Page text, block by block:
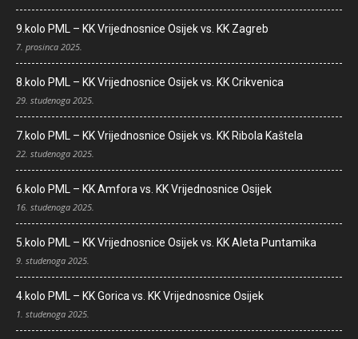
9.kolo PML – KK Vrijednosnice Osijek vs. KK Zagreb
7. prosinca 2025.
8.kolo PML – KK Vrijednosnice Osijek vs. KK Crikvenica
29. studenoga 2025.
7.kolo PML – KK Vrijednosnice Osijek vs. KK Ribola Kaštela
22. studenoga 2025.
6.kolo PML – KK Amfora vs. KK Vrijednosnice Osijek
16. studenoga 2025.
5.kolo PML – KK Vrijednosnice Osijek vs. KK Aleta Puntamika
9. studenoga 2025.
4.kolo PML – KK Gorica vs. KK Vrijednosnice Osijek
1. studenoga 2025.